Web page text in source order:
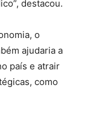
destacou.
o
ajudaria a
país e atrair
como